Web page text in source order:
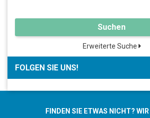
Suchen
Erweiterte Suche
FOLGEN SIE UNS!
FINDEN SIE ETWAS NICHT?